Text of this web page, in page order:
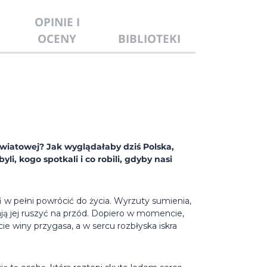
OPINIE I
OCENY
BIBLIOTEKI
Jak wyglądałaby dziś Polska,
kogo spotkali i co robili, gdyby nasi
pełni powrócić do życia. Wyrzuty sumienia,
jej ruszyć na przód. Dopiero w momencie,
winy przygasa, a w sercu rozbłyska iskra